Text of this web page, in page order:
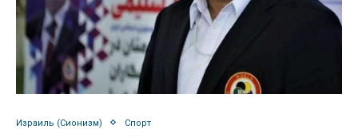
Израиль (Сионизм) Спорт